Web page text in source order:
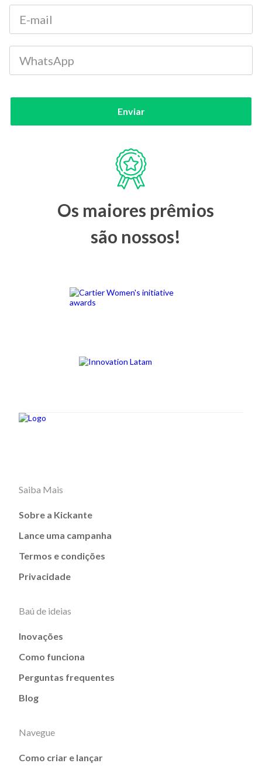
Enviar
Os maiores prêmios
são nossos!
Saiba Mais
Sobre a Kickante
Lance uma campanha
Termos e condições
Privacidade
Baú de ideias
Inovações
Como funciona
Perguntas frequentes
Blog
Navegue
Como criar e lançar